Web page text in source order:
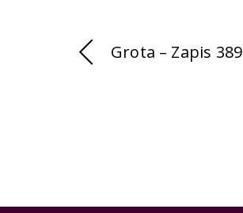
Grota – Zapis 389